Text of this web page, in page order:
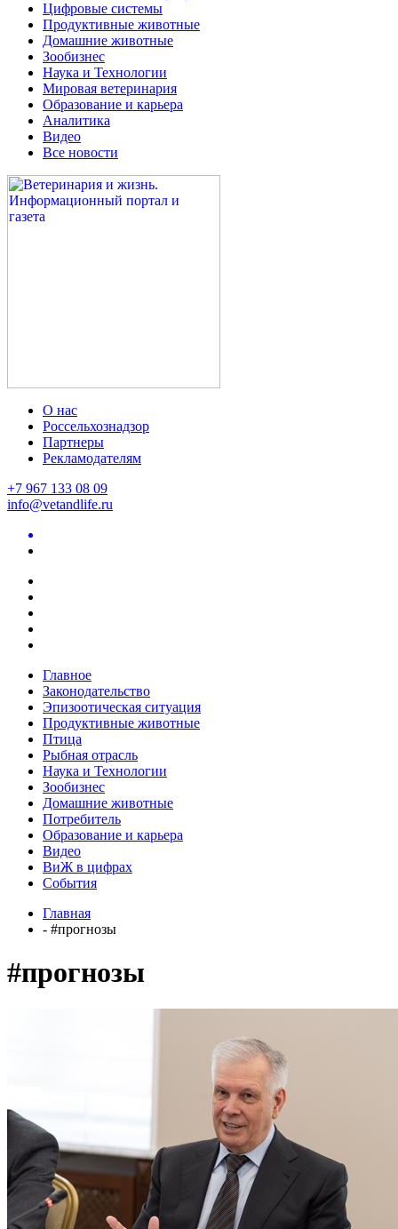
Цифровые системы
Продуктивные животные
Домашние животные
Зообизнес
Наука и Технологии
Мировая ветеринария
Образование и карьера
Аналитика
Видео
Все новости
О нас
Россельхознадзор
Партнеры
Рекламодателям
+7 967 133 08 09
info@vetandlife.ru
Главное
Законодательство
Эпизоотическая ситуация
Продуктивные животные
Птица
Рыбная отрасль
Наука и Технологии
Зообизнес
Домашние животные
Потребитель
Образование и карьера
Видео
ВиЖ в цифрах
События
Главная
- #прогнозы
#прогнозы